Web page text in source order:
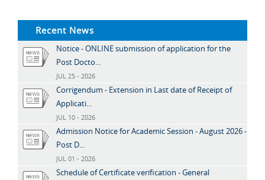
Recent News
Notice - ONLINE submission of application for the
Post Docto...
JUL 25 - 2026
Corrigendum - Extension in Last date of Receipt of
Applicati...
JUL 10 - 2026
Admission Notice for Academic Session - August 2026 -
Post D...
JUL 01 - 2026
Schedule of Certificate verification - General